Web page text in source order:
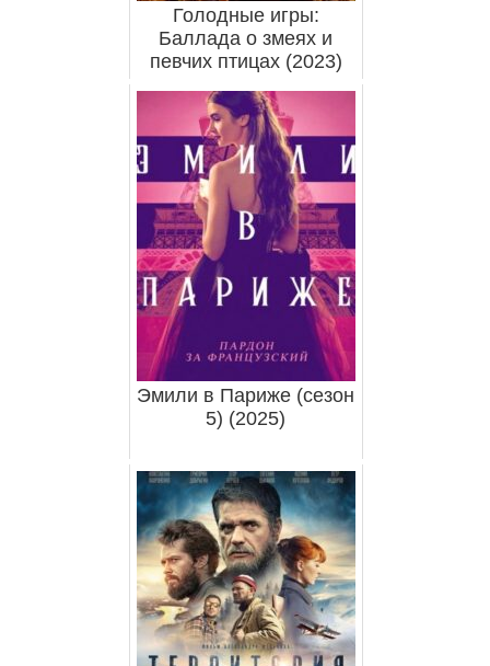
Голодные игры:
Баллада о змеях и
певчих птицах (2023)
Эмили в Париже (сезон
5) (2025)